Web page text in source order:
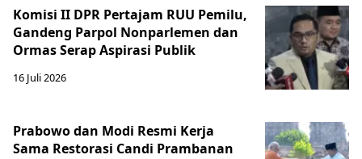
Komisi II DPR Pertajam RUU Pemilu,
Gandeng Parpol Nonparlemen dan
Ormas Serap Aspirasi Publik
16 Juli 2026
Prabowo dan Modi Resmi Kerja
Sama Restorasi Candi Prambanan